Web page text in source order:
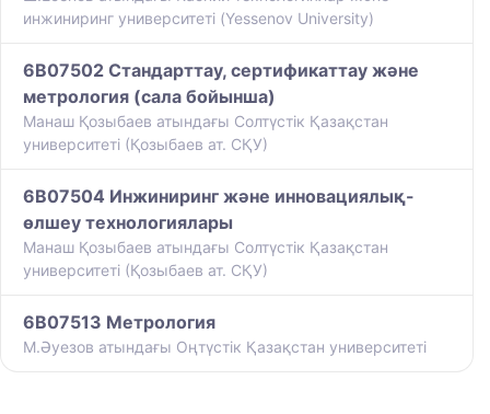
инжиниринг университеті (Yessenov University)
6B07502 Стандарттау, сертификаттау және
метрология (сала бойынша)
Манаш Қозыбаев атындағы Солтүстік Қазақстан
университеті (Қозыбаев ат. СҚУ)
6B07504 Инжиниринг және инновациялық-
өлшеу технологиялары
Манаш Қозыбаев атындағы Солтүстік Қазақстан
университеті (Қозыбаев ат. СҚУ)
6B07513 Метрология
М.Әуезов атындағы Оңтүстік Қазақстан университеті